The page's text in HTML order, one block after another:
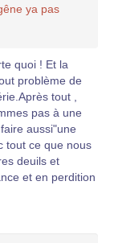
ya pas
quoi ! Et la
problème de
tout ,
pas à une
aussi"une
tout ce que nous
deuils et
et en perdition